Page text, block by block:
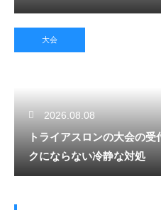
大会
2026.08.08
トライアスロンの大会の
クにならない冷静な対処